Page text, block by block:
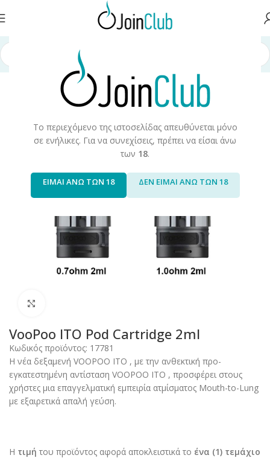
Το περιεχόμενο της ιστοσελίδας απευθύνεται μόνο
σε ενήλικες. Για να συνεχίσεις, πρέπει να είσαι άνω
των 18.
ΕΙΜΑΙ ΑΝΩ ΤΩΝ 18 ΔΕΝ ΕΙΜΑΙ ΑΝΩ ΤΩΝ 18
Συσκευές/Αναλώσιμα
VooPoo ITO Pod Cartridge 2ml
Κωδικός προϊόντος: 17781
Η νέα δεξαμενή VOOPOO ITO , με την ανθεκτική προ-
εγκατεστημένη αντίσταση VOOPOO ITO , προσφέρει στους
χρήστες μια επαγγελματική εμπειρία ατμίσματος Mouth-to-Lung
με εξαιρετικά απαλή γεύση.
Η τιμή του προϊόντος αφορά αποκλειστικά το ένα (1) τεμάχιο